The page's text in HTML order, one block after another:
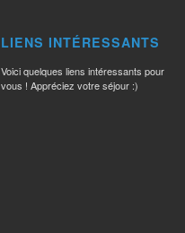
LIENS INTÉRESSANTS
Voici quelques liens intéressants pour
vous ! Appréciez votre séjour :)